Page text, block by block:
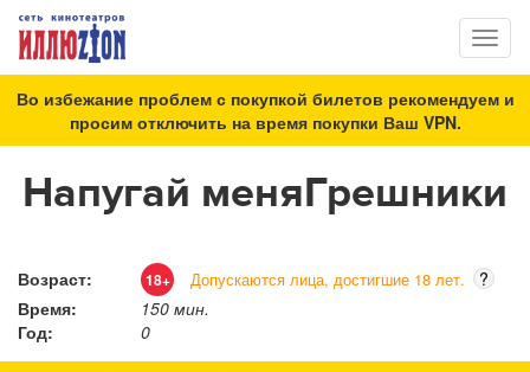
Во избежание проблем с покупкой билетов рекомендуем и
просим отключить на время покупки Ваш VPN.
Напугай меняГрешники
Возраст: 18+ Допускаются лица, достигшие 18 лет.
?
Время:
150 мин.
Год:
0